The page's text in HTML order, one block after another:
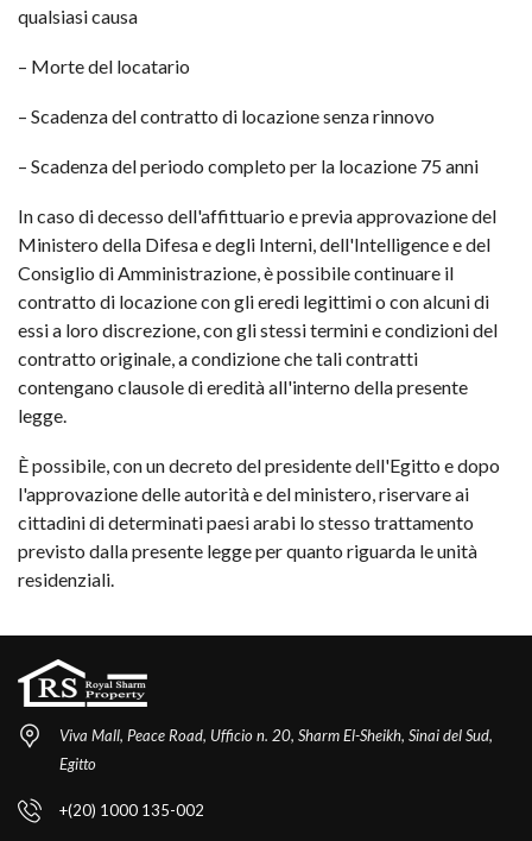
qualsiasi causa
– Morte del locatario
– Scadenza del contratto di locazione senza rinnovo
– Scadenza del periodo completo per la locazione 75 anni
In caso di decesso dell'affittuario e previa approvazione del
Ministero della Difesa e degli Interni, dell'Intelligence e del
Consiglio di Amministrazione, è possibile continuare il
contratto di locazione con gli eredi legittimi o con alcuni di
essi a loro discrezione, con gli stessi termini e condizioni del
contratto originale, a condizione che tali contratti
contengano clausole di eredità all'interno della presente
legge.
È possibile, con un decreto del presidente dell'Egitto e dopo
l'approvazione delle autorità e del ministero, riservare ai
cittadini di determinati paesi arabi lo stesso trattamento
previsto dalla presente legge per quanto riguarda le unità
residenziali.
Viva Mall, Peace Road, Ufficio n. 20, Sharm El-Sheikh, Sinai del Sud,
Egitto
+(20) 1000 135-002